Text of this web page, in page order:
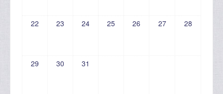
22 23 24 25 26 27 28
29 30 31